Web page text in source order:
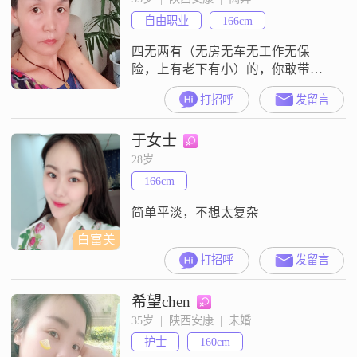
自由职业
166cm
四无两有（无房无车无工作无保
险，上有老下有小）的，你敢带我
走，我就愿意和你一起牵手。不是
会员，看不到所有人发的信息，请
谅解
打招呼 发留言
白富美
于女士
28岁
166cm
简单平淡，不想太复杂
打招呼 发留言
希望chen
35岁  |  陕西安康  |  未婚
护士
160cm